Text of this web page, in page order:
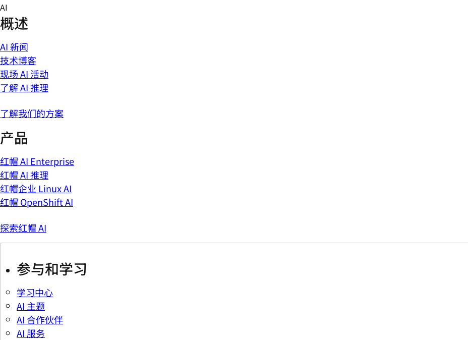
Skip
to
content
AI
概述
AI 新闻
技术博客
现场 AI 活动
了解 AI 推理
了解我们的方案
产品
红帽 AI Enterprise
红帽 AI 推理
红帽企业 Linux AI
红帽 OpenShift AI
探索红帽 AI
参与和学习
学习中心
AI 主题
AI 合作伙伴
AI 服务